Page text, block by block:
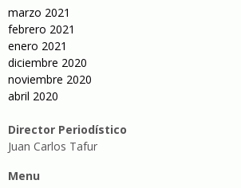
marzo 2021
febrero 2021
enero 2021
diciembre 2020
noviembre 2020
abril 2020
Director Periodístico
Juan Carlos Tafur
Menu